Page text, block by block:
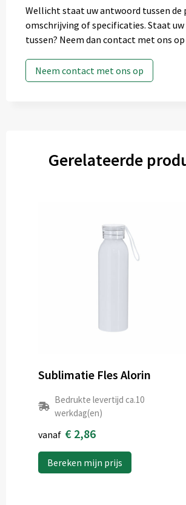
Wellicht staat uw antwoord tussen de
omschrijving of specificaties. Staat
tussen? Neem dan contact met ons op
Neem contact met ons op
Gerelateerde
Sublimatie Fles Alorin
Bedrukte levertijd ca.10
werkdag(en)
vanaf € 2,86
Bereken mijn prijs